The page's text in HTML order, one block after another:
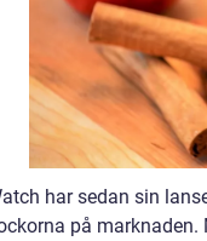
har sedan sin
på marknaden.